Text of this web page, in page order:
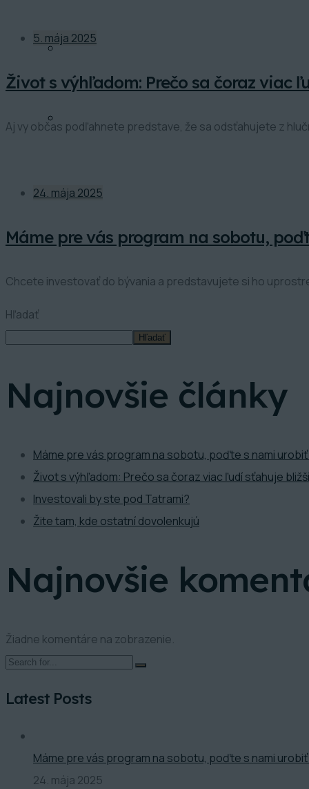
BLOG
5. mája 2025
Život s výhľadom: Prečo sa čoraz viac
Aj vy občas podľahnete predstave, že sa odsťahujete z
24. mája 2025
Máme pre vás program na sobotu,
Chcete investovať do bývania a predstavujete si ho
Hľadať
Hľadať
Najnovšie články
Máme pre vás program na sobotu, poďte s nami
Život s výhľadom: Prečo sa čoraz viac ľudí sťahuje
Investovali by ste pod Tatrami?
Žite tam, kde ostatní dovolenkujú
Najnovšie
Žiadne komentáre na zobrazenie.
Latest Posts
Máme pre vás program na sobotu, poďte s nami
24. mája 2025